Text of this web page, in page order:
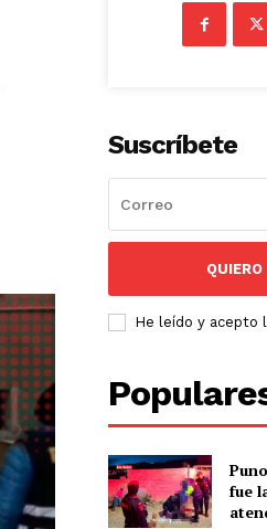
Suscríbete
He leído y acepto
fue